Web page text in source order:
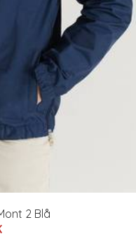
2 Blå